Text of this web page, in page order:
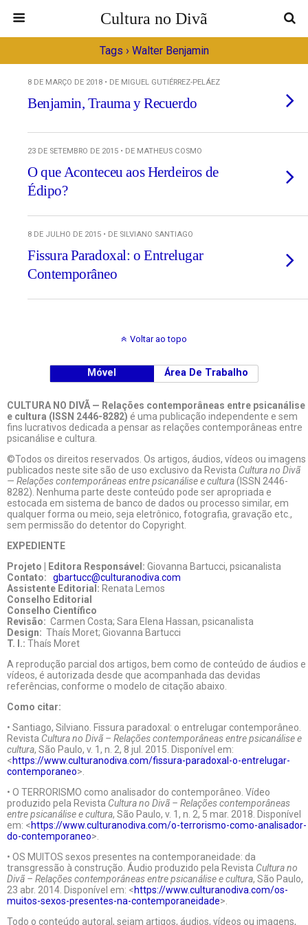
Cultura no Divã
Tags › Walter Benjamin
8 DE MARÇO DE 2018 • DE MIGUEL GUTIÉRREZ-PELÁEZ
Benjamin, Trauma y Recuerdo
23 DE SETEMBRO DE 2015 • DE MATHEUS COSMO
O que Aconteceu aos Herdeiros de
Édipo?
8 DE JULHO DE 2015 • DE SILVIANO SANTIAGO
Fissura Paradoxal: o Entrelugar
Contemporâneo
Voltar ao topo
Móvel Área De Trabalho
CULTURA NO DIVÃ — Relações contemporâneas entre psicanálise
e cultura (ISSN 2446-8282) é uma publicação independente e sem
fins lucrativos dedicada a pensar as relações contemporâneas entre
psicanálise e cultura.
©Todos os direitos reservados. Os artigos, áudios, vídeos ou imagens
publicados neste site são de uso exclusivo da Revista Cultura no Divã
— Relações contemporâneas entre psicanálise e cultura(ISSN 2446-
8282). Nenhuma parte deste conteúdo pode ser apropriada e
estocada em sistema de banco de dados ou processo similar, em
qualquer forma ou meio, seja eletrônico, fotografia, gravação etc.,
sem permissão do detentor do Copyright.
EXPEDIENTE
Projeto | Editora Responsável: Giovanna Bartucci, psicanalista
Contato: gbartucc@culturanodiva.com
Assistente Editorial: Renata Lemos
Conselho Editorial
Conselho Científico
Revisão: Carmen Costa; Sara Elena Hassan, psicanalista
Design: Thaís Moret; Giovanna Bartucci
T. I.: Thaís Moret
A reprodução parcial dos artigos, bem como de conteúdo de áudios e
vídeos, é autorizada desde que acompanhada das devidas
referências, conforme o modelo de citação abaixo.
Como citar:
• Santiago, Silviano. Fissura paradoxal: o entrelugar contemporâneo.
Revista Cultura no Divã – Relações contemporâneas entre psicanálise e
cultura, São Paulo, v. 1, n. 2, 8 jul. 2015. Disponível em:
<https://www.culturanodiva.com/fissura-paradoxal-o-entrelugar-
contemporaneo>.
• O TERRORISMO como analisador do contemporâneo. Vídeo
produzido pela Revista Cultura no Divã – Relações contemporâneas
entre psicanálise e cultura, São Paulo, v. 1, n. 2, 5 mar. 2018. Disponível
em: <https://www.culturanodiva.com/o-terrorismo-como-analisador-
do-contemporaneo>.
• OS MUITOS sexos presentes na contemporaneidade: da
transgressão à construção. Áudio produzido pela Revista Cultura no
Divã – Relações contemporâneas entre psicanálise e cultura, São Paulo,
23 abr. 2014. Disponível em: <https://www.culturanodiva.com/os-
muitos-sexos-presentes-na-contemporaneidade>.
Todo o conteúdo autoral, sejam artigos, áudios, vídeos ou imagens,